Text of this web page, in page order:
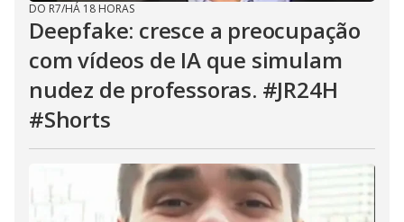
DO R7/HÁ 18 HORAS
Deepfake: cresce a preocupação
com vídeos de IA que simulam
nudez de professoras. #JR24H
#Shorts